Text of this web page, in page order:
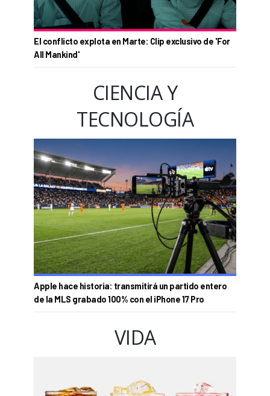
El conflicto explota en Marte: Clip exclusivo de 'For
All Mankind'
CIENCIA Y
TECNOLOGÍA
Apple hace historia: transmitirá un partido entero
de la MLS grabado 100% con el iPhone 17 Pro
VIDA